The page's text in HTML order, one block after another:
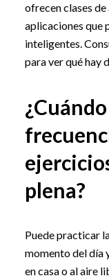
ofrecen clases
aplicaciones que
inteligentes.
para ver qué hay
plena?
Puede practicar
momento del día
en casa o al aire